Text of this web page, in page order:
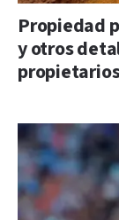
Propiedad
y otros